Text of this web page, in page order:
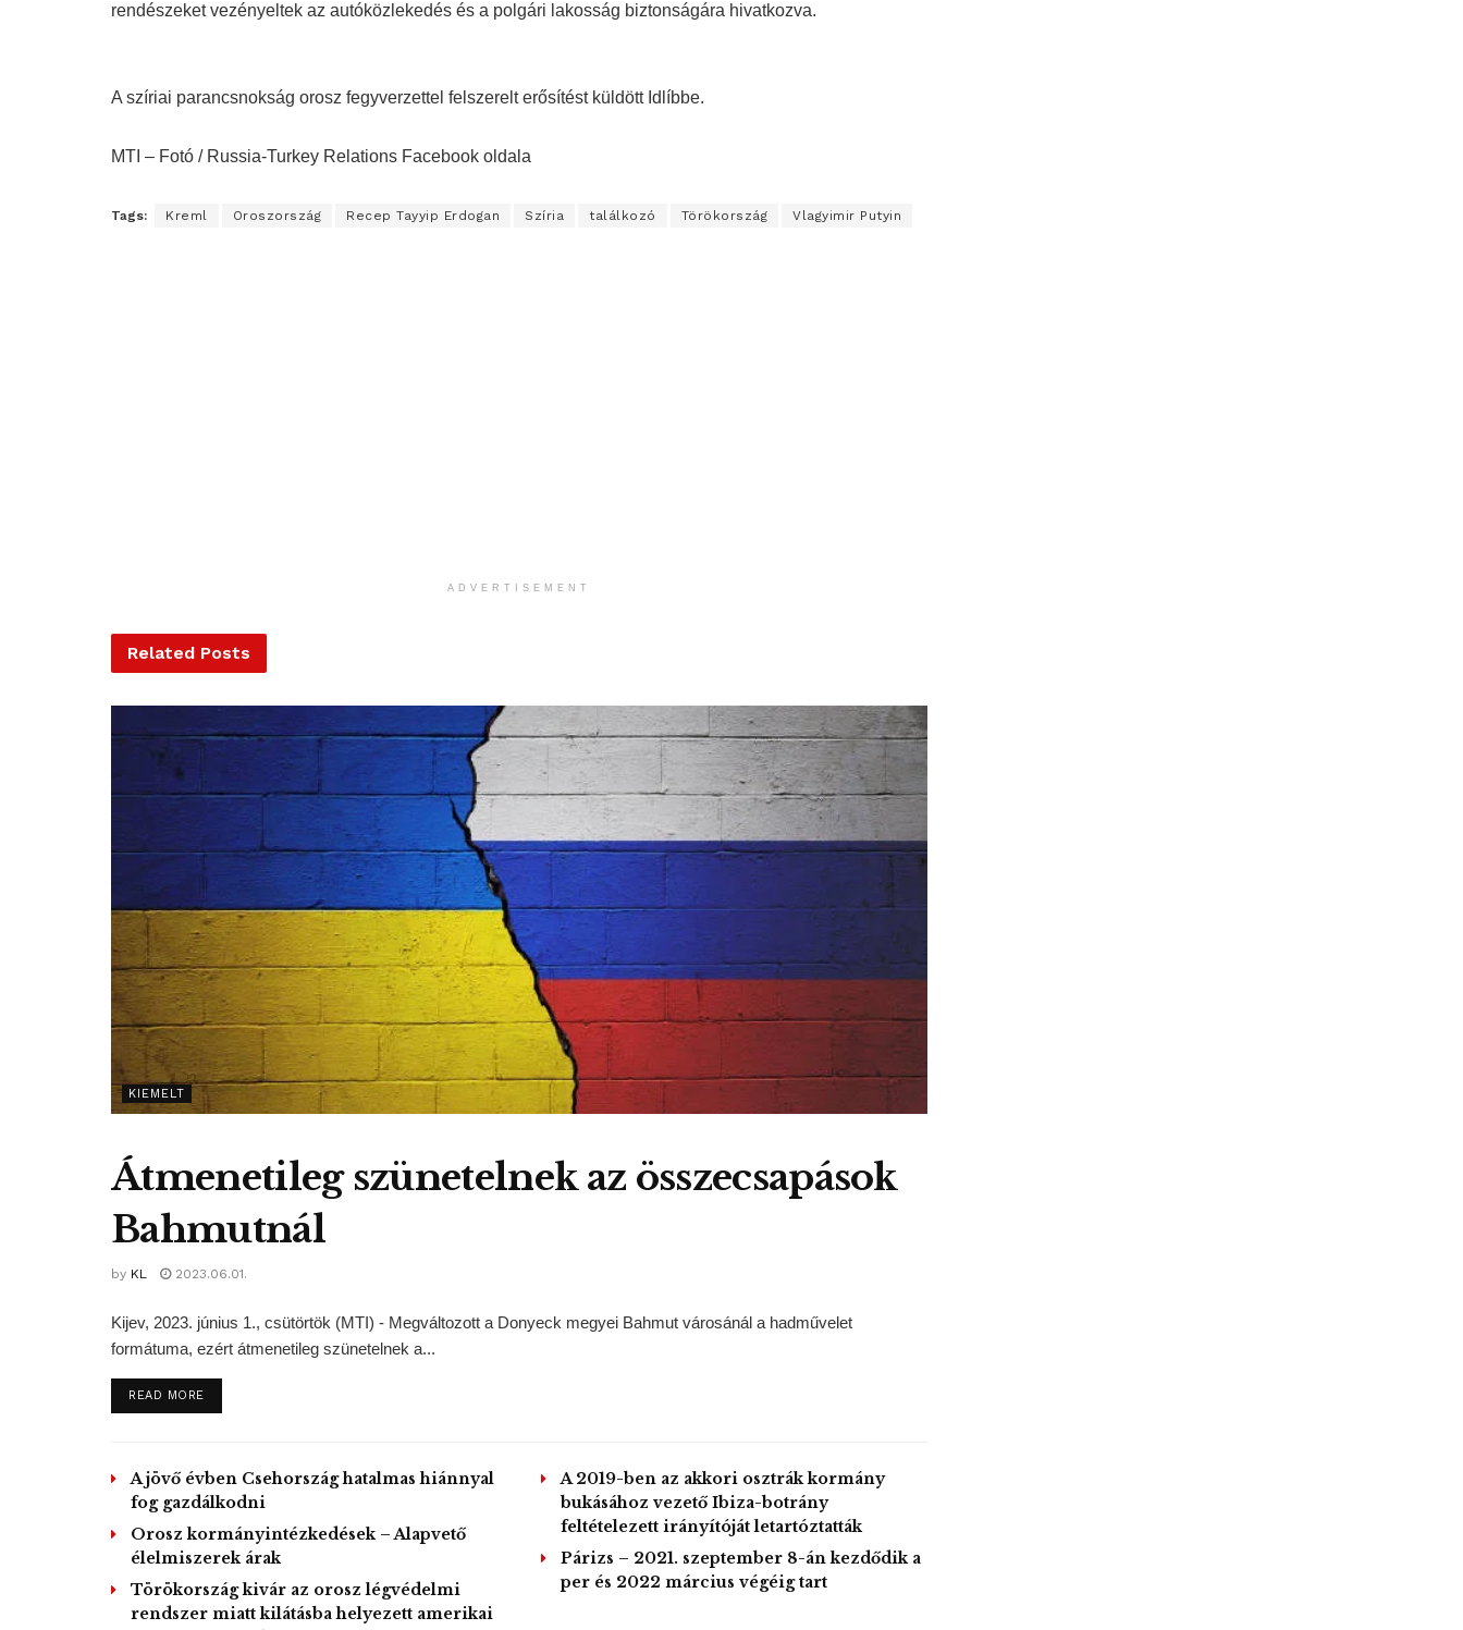
rendészeket vezényeltek az autóközlekedés és a polgári lakosság biztonságára hivatkozva.
A szíriai parancsnokság orosz fegyverzettel felszerelt erősítést küldött Idlíbbe.
MTI – Fotó / Russia-Turkey Relations Facebook oldala
Tags: Kreml Oroszország Recep Tayyip Erdogan Szíria találkozó Törökország Vlagyimir Putyin
ADVERTISEMENT
Related Posts
KIEMELT
Átmenetileg szünetelnek az összecsapások
Bahmutnál
by KL 2023.06.01.
Kijev, 2023. június 1., csütörtök (MTI) - Megváltozott a Donyeck megyei Bahmut városánál a hadművelet
formátuma, ezért átmenetileg szünetelnek a...
READ MOREDETAILS
A jövő évben Csehország hatalmas hiánnyal
fog gazdálkodni
Orosz kormányintézkedések – Alapvető
élelmiszerek árak
Törökország kivár az orosz légvédelmi
rendszer miatt kilátásba helyezett amerikai
A 2019-ben az akkori osztrák kormány
bukásához vezető Ibiza-botrány
feltételezett irányítóját letartóztatták
Párizs – 2021. szeptember 8-án kezdődik a
per és 2022 március végéig tart